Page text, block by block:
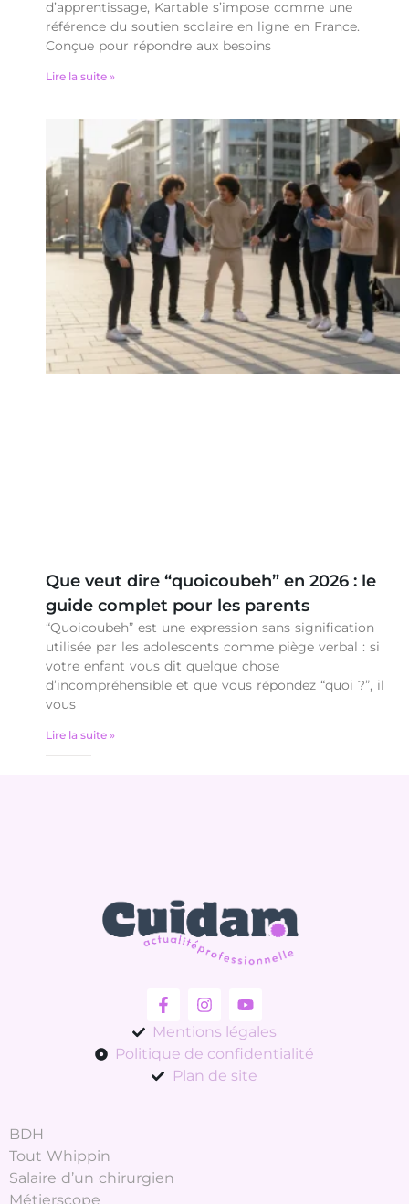
d’apprentissage, Kartable s’impose comme une
référence du soutien scolaire en ligne en France.
Conçue pour répondre aux besoins
Lire la suite »
Que veut dire “quoicoubeh” en 2026 : le
guide complet pour les parents
“Quoicoubeh” est une expression sans signification
utilisée par les adolescents comme piège verbal : si
votre enfant vous dit quelque chose
d’incompréhensible et que vous répondez “quoi ?”, il
vous
Lire la suite »
Mentions légales
Politique de confidentialité
Plan de site
BDH
Tout Whippin
Salaire d’un chirurgien
Métierscope